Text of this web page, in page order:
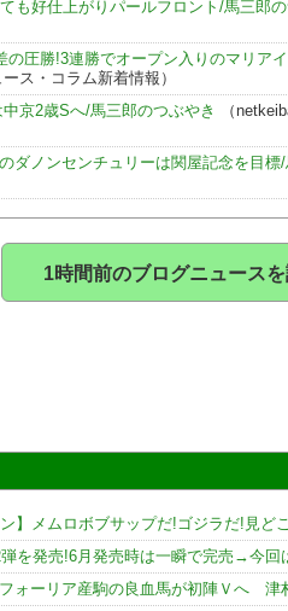
も好仕上がりパールフロント/馬三郎
の圧勝!3連勝でオープン入りのマリ
ス・コラム新着情報）
京2歳Sへ/馬三郎のつぶやき
（
ダノンセンチュリーは関屋記念を目標
1時間前のブログニュース
】メムロボブサップだ!ゴジラだ!見ど
を発売!6月発売時は一瞬で完売→今
ォーリア産駒の良血馬が初陣Ｖへ 津